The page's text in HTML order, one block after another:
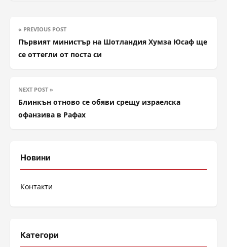
« PREVIOUS POST
Първият министър на Шотландия Хумза Юсаф ще
се оттегли от поста си
NEXT POST »
Блинкън отново се обяви срещу израелска
офанзива в Рафах
Новини
Контакти
Категори